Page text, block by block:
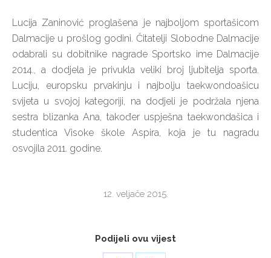
Lucija Zaninović proglašena je najboljom sportašicom
Dalmacije u prošlog godini. Čitatelji Slobodne Dalmacije
odabrali su dobitnike nagrade Sportsko ime Dalmacije
2014., a dodjela je privukla veliki broj ljubitelja sporta.
Luciju, europsku prvakinju i najbolju taekwondoašicu
svijeta u svojoj kategoriji, na dodjeli je podržala njena
sestra blizanka Ana, također uspješna taekwondašica i
studentica Visoke škole Aspira, koja je tu nagradu
osvojila 2011. godine.
12. veljače 2015.
Podijeli ovu vijest